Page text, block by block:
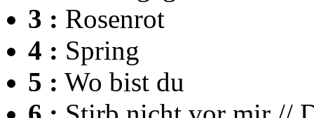
3 : Rosenrot
4 : Spring
5 : Wo bist du